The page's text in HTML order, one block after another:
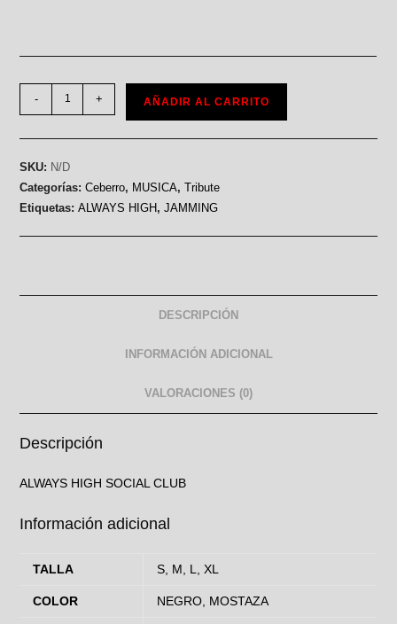
- + AÑADIR AL CARRITO
SKU: N/D
Categorías:Ceberro, MUSICA,Tribute
Etiquetas:ALWAYS HIGH,JAMMING
DESCRIPCIÓN
INFORMACIÓN ADICIONAL
VALORACIONES (0)
Descripción
ALWAYS HIGH SOCIAL CLUB
Información adicional
TALLA S, M, L, XL
COLOR NEGRO, MOSTAZA